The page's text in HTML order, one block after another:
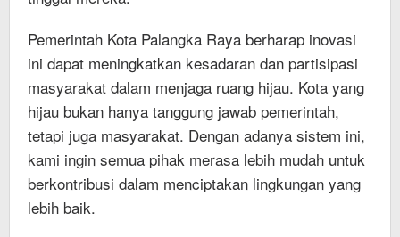
Pemerintah Kota Palangka Raya berharap inovasi
ini dapat meningkatkan kesadaran dan partisipasi
masyarakat dalam menjaga ruang hijau. Kota yang
hijau bukan hanya tanggung jawab pemerintah,
tetapi juga masyarakat. Dengan adanya sistem ini,
kami ingin semua pihak merasa lebih mudah untuk
berkontribusi dalam menciptakan lingkungan yang
lebih baik.